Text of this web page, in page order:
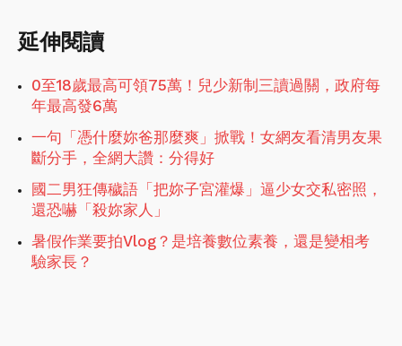
延伸閱讀
0至18歲最高可領75萬！兒少新制三讀過關，政府每
年最高發6萬
一句「憑什麼妳爸那麼爽」掀戰！女網友看清男友果
斷分手，全網大讚：分得好
國二男狂傳穢語「把妳子宮灌爆」逼少女交私密照，
還恐嚇「殺妳家人」
暑假作業要拍Vlog？是培養數位素養，還是變相考
驗家長？